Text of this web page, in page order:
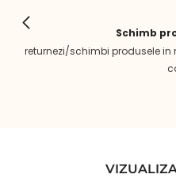
Schimb
returnezi/schimbi produsele